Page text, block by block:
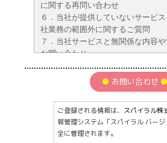
に関する再問い合わせ
６．当社が提供していないサービ
社業務の範囲外に関するご質問
７．当社サービスと無関係な内容
お問い合わせ
８．その他、当社が不適切と判断
【個人情報のお取扱について】
お申込みいただきますお客様の個人情
法に基づき管理させていただきます。
従いまして、以下の項目をご理解いた
み下さい。
１．当社は、お客様の個人情報を、以
お問い合わせ
ご登録される情報は、 スパイラル株
報管理システム「スパイラル バー
全に管理されます。